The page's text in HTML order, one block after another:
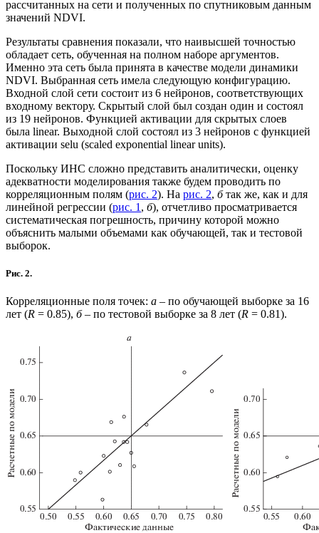
рассчитанных на сети и полученных по спутниковым данным
значений NDVI.
Результаты сравнения показали, что наивысшей точностью
обладает сеть, обученная на полном наборе аргументов.
Именно эта сеть была принята в качестве модели динамики
NDVI. Выбранная сеть имела следующую конфигурацию.
Входной слой сети состоит из 6 нейронов, соответствующих
входному вектору. Скрытый слой был создан один и состоял
из 19 нейронов. Функцией активации для скрытых слоев
была linear. Выходной слой состоял из 3 нейронов с функцией
активации selu (scaled exponential linear units).
Поскольку ИНС сложно представить аналитически, оценку
адекватности моделирования также будем проводить по
корреляционным полям (рис. 2). На рис. 2, бтак же, как и для
линейной регрессии (рис. 1 , б), отчетливо просматривается
систематическая погрешность, причину которой можно
объяснить малыми объемами как обучающей, так и тестовой
выборок.
Рис. 2.
Корреляционные поля точек: а – по обучающей выборке за 16
лет (R = 0.85), б– по тестовой выборке за 8 лет (R = 0.81).